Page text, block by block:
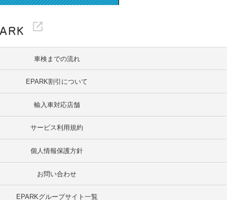
車検までの流れ
EPARK割引について
輸入車対応店舗
サービス利用規約
個人情報保護方針
お問い合わせ
EPARKグループサイト一覧